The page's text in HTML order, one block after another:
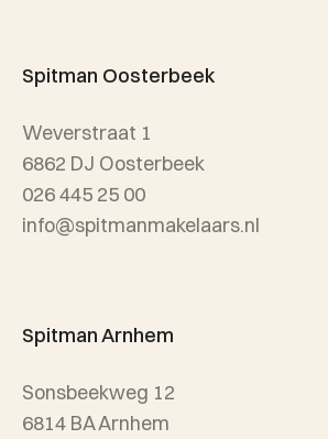
Referenties
Wijken
Spitman Oosterbeek
Weverstraat 1
6862 DJ Oosterbeek
026 445 25 00
info@spitmanmakelaars.nl
Spitman Arnhem
Sonsbeekweg 12
6814 BA Arnhem